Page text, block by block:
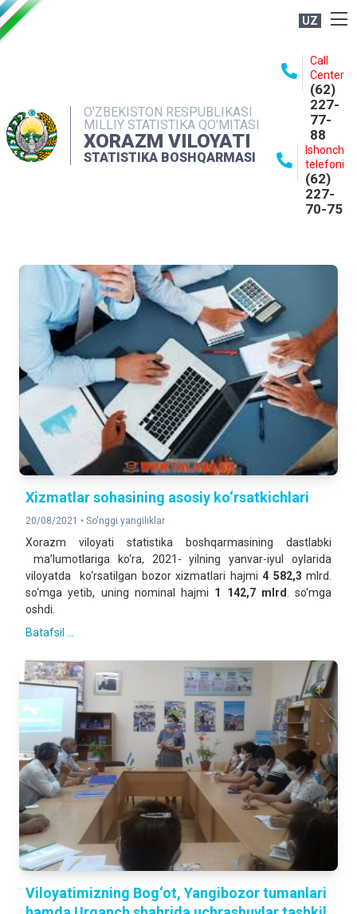
UZ
O'ZBEKISTON RESPUBLIKASI
MILLIY STATISTIKA QO'MITASI
XORAZM VILOYATI
STATISTIKA BOSHQARMASI
Call
Center
(62)
227-
77-
88
Ishonch
telefoni
(62)
227-
70-75
NASHRLAR
INTERAKTIV XIZMATLAR
MATBUOT XIZMATI
Xizmatlar sohasining asosiy ko‘rsatkichlari
20/08/2021 • So'nggi yangiliklar
Xorazm viloyati statistika boshqarmasining dastlabki
ma’lumotlariga ko‘ra, 2021- yilning yanvar-iyul oylarida
viloyatda ko‘rsatilgan bozor xizmatlari hajmi 4 582,3 mlrd.
so‘mga yetib, uning nominal hajmi 1 142,7 mlrd
. so‘mga
oshdi.
Batafsil ...
Viloyatimizning Bog‘ot, Yangibozor tumanlari